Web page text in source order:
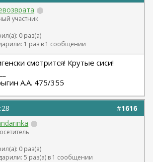
участник
0 раз(а)
1 раз в 1 сообщении
смотрится! Крутые сиси!
А.А. 475/355
#1616
0 раз(а)
5 раз(а) в 1 сообщении